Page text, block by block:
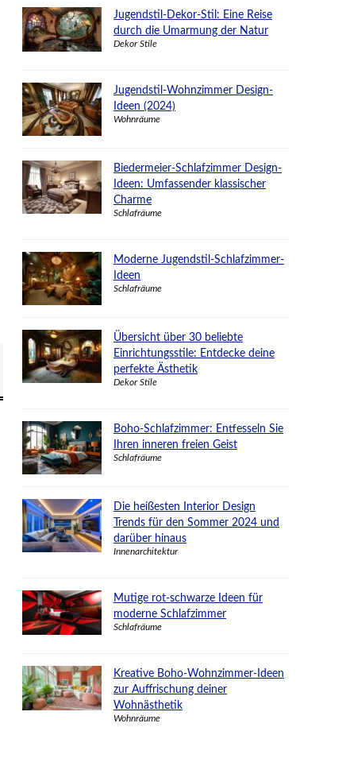
Jugendstil-Dekor-Stil: Eine Reise
durch die Umarmung der Natur
Dekor Stile
Jugendstil-Wohnzimmer Design-
Ideen (2024)
Wohnräume
Biedermeier-Schlafzimmer Design-
Ideen: Umfassender klassischer
Charme
Schlafräume
Moderne Jugendstil-Schlafzimmer-
Ideen
Schlafräume
Übersicht über 30 beliebte
Einrichtungsstile: Entdecke deine
perfekte Ästhetik
Dekor Stile
Boho-Schlafzimmer: Entfesseln Sie
Ihren inneren freien Geist
Schlafräume
Die heißesten Interior Design
Trends für den Sommer 2024 und
darüber hinaus
Innenarchitektur
Mutige rot-schwarze Ideen für
moderne Schlafzimmer
Schlafräume
Kreative Boho-Wohnzimmer-Ideen
zur Auffrischung deiner
Wohnästhetik
Wohnräume